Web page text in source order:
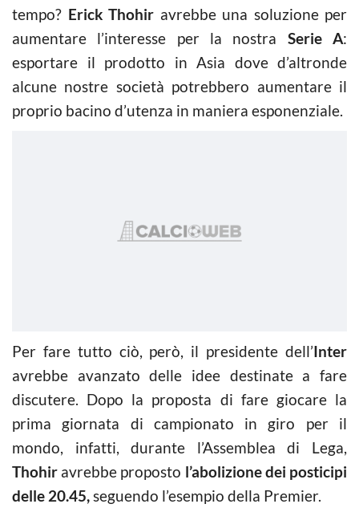
tempo? Erick Thohir avrebbe una soluzione per
aumentare l’interesse per la nostra Serie A:
esportare il prodotto in Asia dove d’altronde
alcune nostre società potrebbero aumentare il
proprio bacino d’utenza in maniera esponenziale.
Per fare tutto ciò, però, il presidente dell’Inter
avrebbe avanzato delle idee destinate a fare
discutere. Dopo la proposta di fare giocare la
prima giornata di campionato in giro per il
mondo, infatti, durante l’Assemblea di Lega,
Thohir avrebbe proposto l’abolizione dei posticipi
delle 20.45,seguendo l’esempio della Premier.